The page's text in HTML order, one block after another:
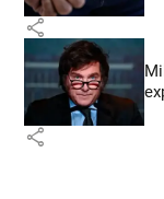
share
share